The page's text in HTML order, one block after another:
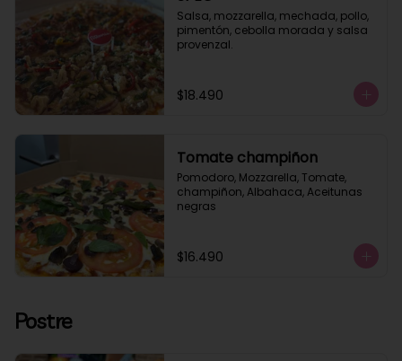
Salsa, mozzarella, mechada, pollo,
pimentón, cebolla morada y salsa
provenzal.
$18.490
Tomate champiñon
Pomodoro, Mozzarella, Tomate,
champiñon, Albahaca, Aceitunas
negras
$16.490
Postre